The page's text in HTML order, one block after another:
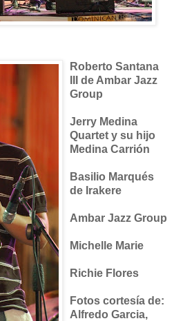
Roberto Santana
III de Ambar Jazz
Group
Jerry Medina
Quartet y su hijo
Medina Carrión
Basilio Marqués
de Irakere
Ambar Jazz Group
Michelle Marie
Richie Flores
Fotos cortesía de:
Alfredo Garcia,